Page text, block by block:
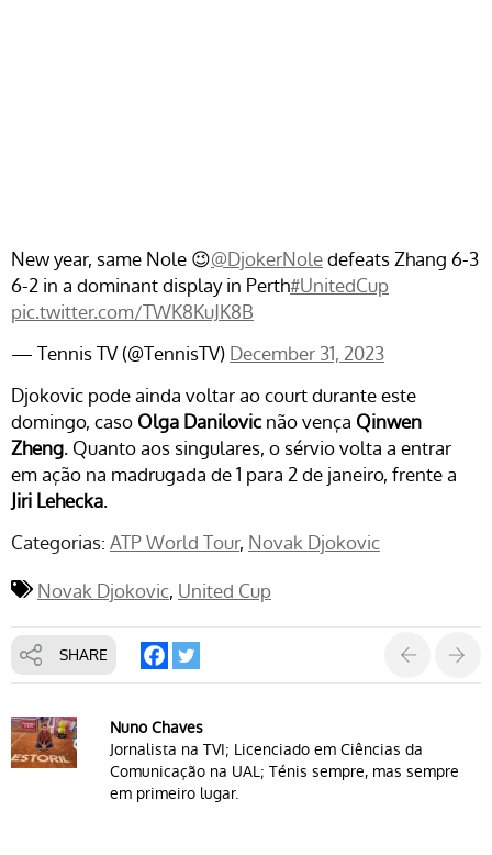
New year, same Nole 😉@DjokerNoledefeats Zhang 6-3
6-2 in a dominant display in Perth#UnitedCup
pic.twitter.com/TWK8KuJK8B
— Tennis TV (@TennisTV) December 31, 2023
Djokovic pode ainda voltar ao court durante este
domingo, caso Olga Danilovic não vença Qinwen
Zheng. Quanto aos singulares, o sérvio volta a entrar
em ação na madrugada de 1 para 2 de janeiro, frente a
Jiri Lehecka.
Categorias: ATP World Tour Novak Djokovic
Novak Djokovic United Cup
SHARE
Nuno Chaves
Jornalista na TVI; Licenciado em Ciências da
Comunicação na UAL; Ténis sempre, mas sempre
em primeiro lugar.